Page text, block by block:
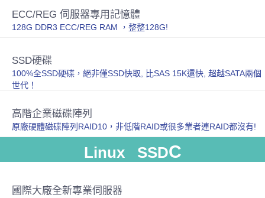
ECC/REG 伺服器專用記憶體
128G DDR3 ECC/REG RAM ，整整128G!
SSD硬碟
100%全SSD硬碟，絕非僅SSD快取, 比SAS 15K還快, 超越SATA兩個
世代！
高階企業磁碟陣列
原廠硬體磁碟陣列RAID10，非低階RAID或很多業者連RAID都沒有!
Linux SSDC
國際大廠全新專業伺服器